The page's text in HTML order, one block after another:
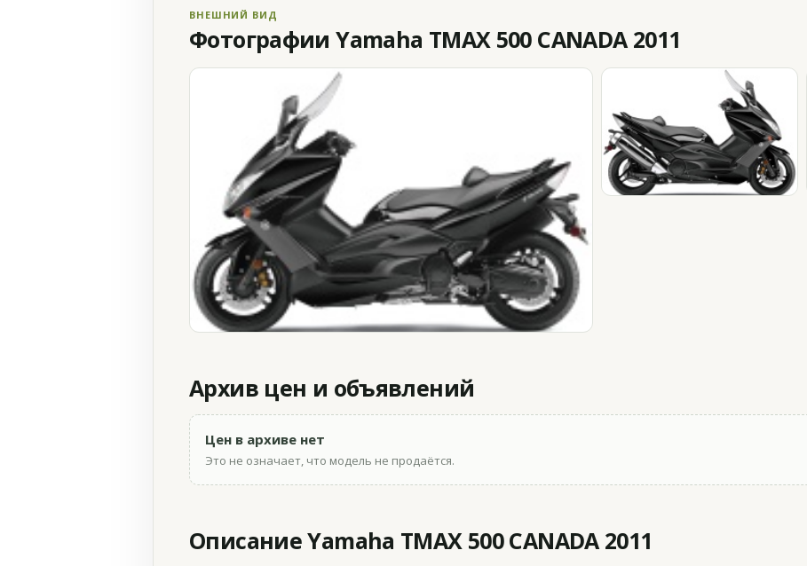
ВНЕШНИЙ ВИД
Фотографии Yamaha TMAX 500 CANADA 2011
Архив цен и объявлений
Цен в архиве нет
Это не означает, что модель не продаётся.
Описание Yamaha TMAX 500 CANADA 2011